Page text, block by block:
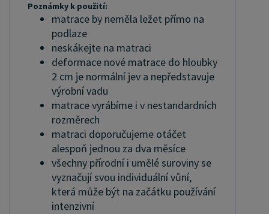
Poznámky k použití:
matrace by neměla ležet přímo na
podlaze
neskákejte na matraci
deformace nové matrace do hloubky
2 cm je normální jev a nepředstavuje
výrobní vadu
matrace vyrábíme i v nestandardních
rozměrech
matraci doporučujeme otáčet
alespoň jednou za dva měsíce
všechny přírodní i umělé suroviny se
vyznačují svou individuální vůní,
která může být na začátku používání
intenzivní